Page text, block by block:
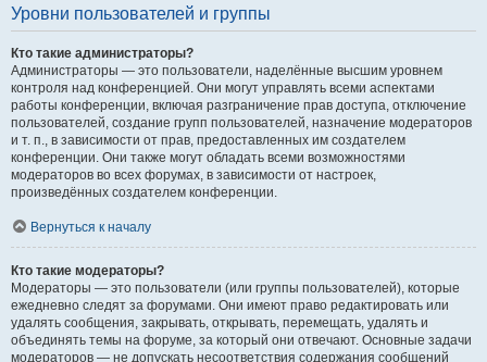
Уровни пользователей и группы
Кто такие администраторы?
Администраторы — это пользователи, наделённые высшим уровнем
контроля над конференцией. Они могут управлять всеми аспектами
работы конференции, включая разграничение прав доступа, отключение
пользователей, создание групп пользователей, назначение модераторов
и т. п., в зависимости от прав, предоставленных им создателем
конференции. Они также могут обладать всеми возможностями
модераторов во всех форумах, в зависимости от настроек,
произведённых создателем конференции.
Вернуться к началу
Кто такие модераторы?
Модераторы — это пользователи (или группы пользователей), которые
ежедневно следят за форумами. Они имеют право редактировать или
удалять сообщения, закрывать, открывать, перемещать, удалять и
объединять темы на форуме, за который они отвечают. Основные задачи
модераторов — не допускать несоответствия содержания сообщений